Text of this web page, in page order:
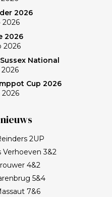
2026
2026
2026
2026
National
2026
Cup 2026
2026
2UP
Verhoeven 3&2
4&2
5&4
7&6